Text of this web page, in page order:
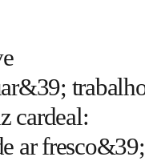
cardeal:
ar fresco&39;